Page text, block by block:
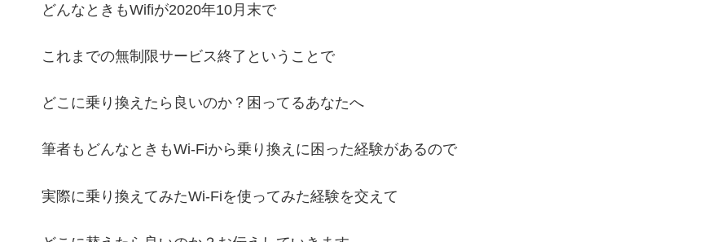
どんなときもWifiが2020年10月末で
これまでの無制限サービス終了ということで
どこに乗り換えたら良いのか？困ってるあなたへ
筆者もどんなときもWi-Fiから乗り換えに困った経験があるので
実際に乗り換えてみたWi-Fiを使ってみた経験を交えて